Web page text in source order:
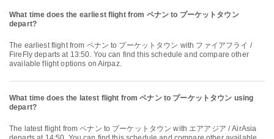
What time does the earliest flight from ペナン to プーケットタウン
depart?
The earliest flight from ペナン to プーケットタウン with ファイアフライ /
FireFly departs at 13:50. You can find this schedule and compare other
available flight options on Airpaz.
What time does the latest flight from ペナン to プーケットタウン using
depart?
The latest flight from ペナン to プーケットタウン with エアアジア / AirAsia